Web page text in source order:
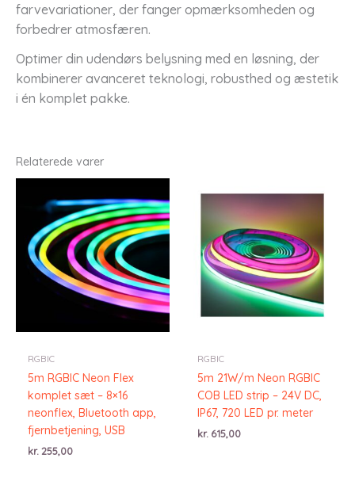
farvevariationer, der fanger opmærksomheden og
forbedrer atmosfæren.
Optimer din udendørs belysning med en løsning, der
kombinerer avanceret teknologi, robusthed og æstetik
i én komplet pakke.
Relaterede varer
RGBIC
5m RGBIC Neon Flex
komplet sæt – 8×16
neonflex, Bluetooth app,
fjernbetjening, USB
kr. 255,00
RGBIC
5m 21W/m Neon RGBIC
COB LED strip – 24V DC,
IP67, 720 LED pr. meter
kr. 615,00